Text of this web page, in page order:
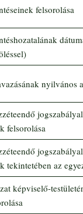
felsorolása
nyilvános
felsorolása
tekintetében az
képviselő-